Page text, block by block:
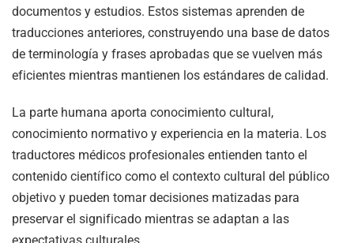
documentos y estudios. Estos sistemas aprenden de
traducciones anteriores, construyendo una base de datos
de terminología y frases aprobadas que se vuelven más
eficientes mientras mantienen los estándares de calidad.
La parte humana aporta conocimiento cultural,
conocimiento normativo y experiencia en la materia. Los
traductores médicos profesionales entienden tanto el
contenido científico como el contexto cultural del público
objetivo y pueden tomar decisiones matizadas para
preservar el significado mientras se adaptan a las